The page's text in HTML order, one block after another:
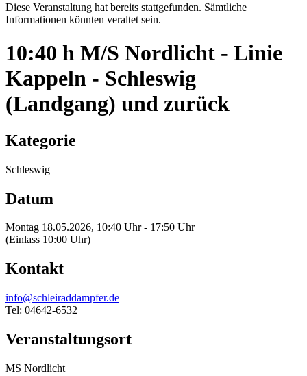
Diese Veranstaltung hat bereits stattgefunden. Sämtliche
Informationen könnten veraltet sein.
10:40 h M/S Nordlicht - Linie
Kappeln - Schleswig
(Landgang) und zurück
Kategorie
Schleswig
Datum
Montag 18.05.2026, 10:40 Uhr - 17:50 Uhr
(Einlass 10:00 Uhr)
Kontakt
info@schleiraddampfer.de
Tel: 04642-6532
Veranstaltungsort
MS Nordlicht